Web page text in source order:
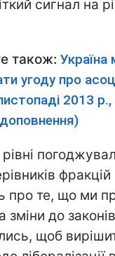
сигнал на
також:
угоду про
2013 р.,
рівні
фракцій
про те, що ми
зміни до
щоб